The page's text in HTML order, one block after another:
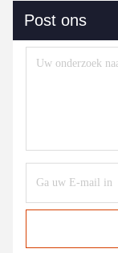
Post ons